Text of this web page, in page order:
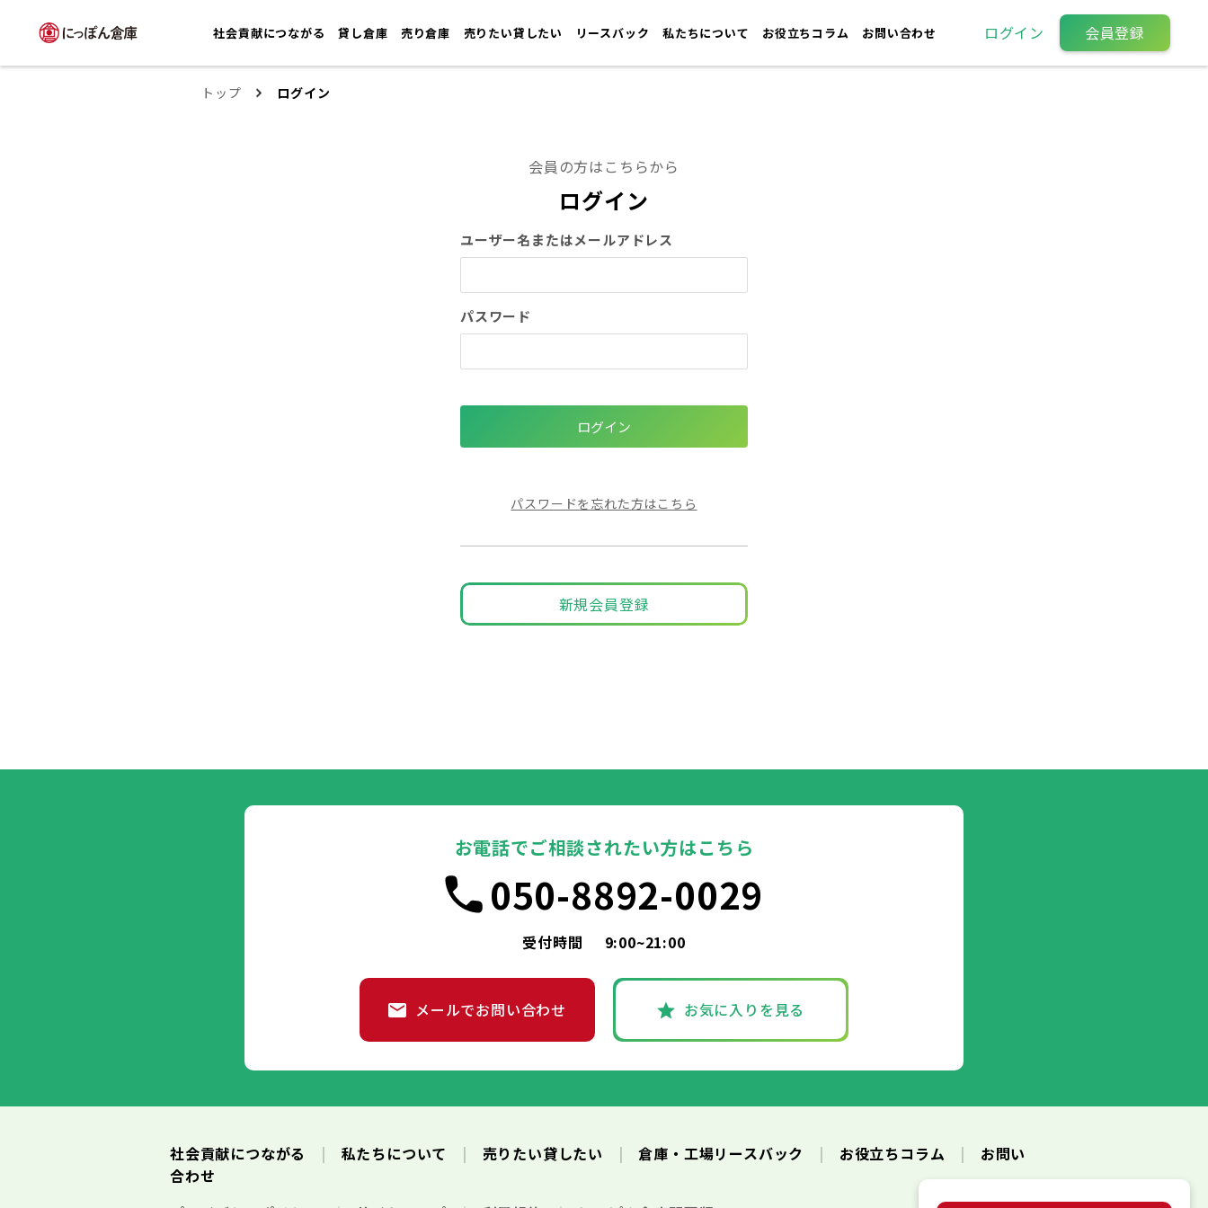
社会貢献につながる 貸し倉庫 売り倉庫 売りたい貸したい リースバック 私たちについて お役立ちコラム お問い合わせ ログイン 会員登録
トップ ログイン
会員の方はこちらから
ログイン
ユーザー名またはメールアドレス
パスワード
パスワードを忘れた方はこちら
新規会員登録
お電話でご相談されたい方はこちら
050-8892-0029
受付時間 9:00~21:00
メールでお問い合わせ お気に入りを見る
社会貢献につながる 私たちについて 売りたい貸したい 倉庫・工場リースバック お役立ちコラム
お問い
合わせ